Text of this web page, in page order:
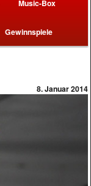
Music-Box
Gewinnspiele
8. Januar 2014